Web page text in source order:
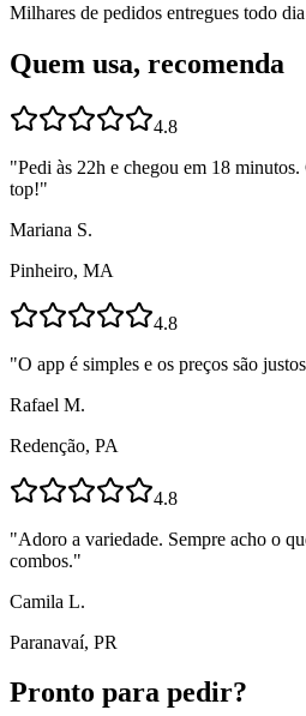
Milhares de pedidos entregues todo dia
Quem usa, recomenda
4.8
"Pedi às 22h e chegou em 18
top!"
Mariana S.
Pinheiro, MA
4.8
"O app é simples e os preços são
Rafael M.
Redenção, PA
4.8
"Adoro a variedade. Sempre acho o
combos."
Camila L.
Paranavaí, PR
Pronto para pedir?